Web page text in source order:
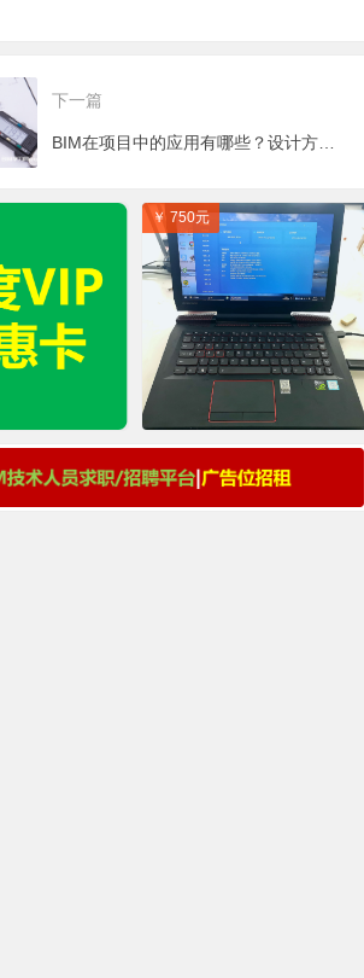
下一篇
BIM在项目中的应用有哪些？设计方BIM项目管理与应用
￥ 750元